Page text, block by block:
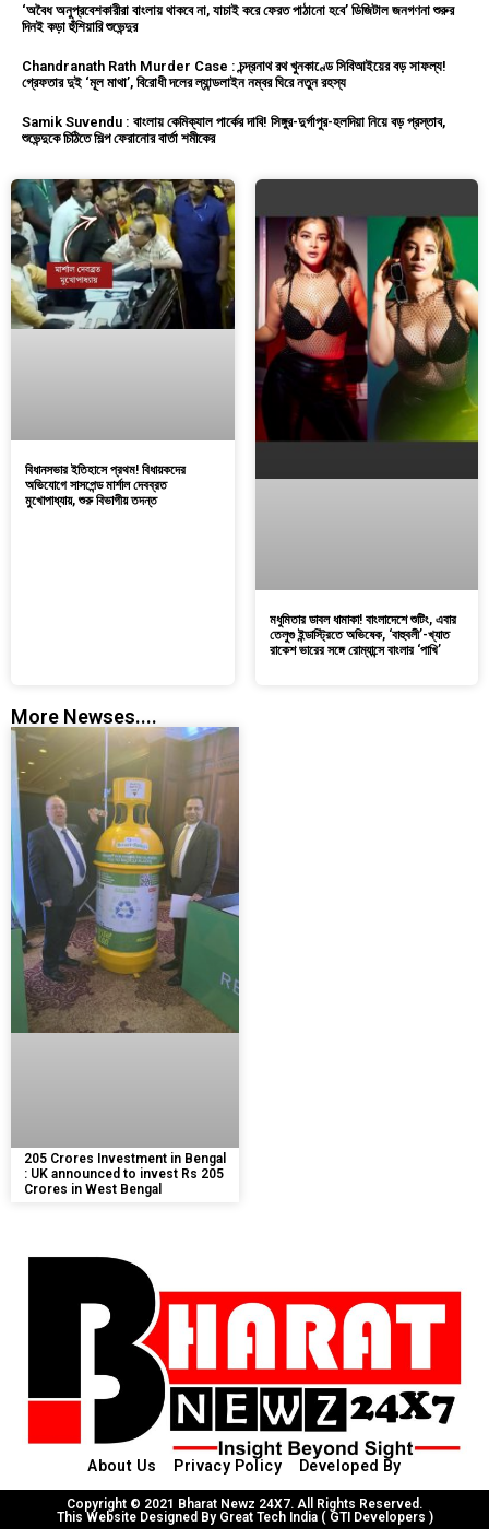
‘অবৈধ অনুপ্রবেশকারীরা বাংলায় থাকবে না, যাচাই করে ফেরত পাঠানো হবে’ ডিজিটাল জনগণনা শুরুর
দিনই কড়া হুঁশিয়ারি শুভেন্দুর
Chandranath Rath Murder Case : চন্দ্রনাথ রথ খুনকাণ্ডে সিবিআইয়ের বড় সাফল্য!
গ্রেফতার দুই ‘মূল মাথা’, বিরোধী দলের ল্যান্ডলাইন নম্বর ঘিরে নতুন রহস্য
Samik Suvendu : বাংলায় কেমিক্যাল পার্কের দাবি! সিঙ্গুর-দুর্গাপুর-হলদিয়া নিয়ে বড় প্রস্তাব,
শুভেন্দুকে চিঠিতে শিল্প ফেরানোর বার্তা শমীকের
বিধানসভার ইতিহাসে প্রথম! বিধায়কদের
অভিযোগে সাসপেন্ড মার্শাল দেবব্রত
মুখোপাধ্যায়, শুরু বিভাগীয় তদন্ত
মধুমিতার ডাবল ধামাকা! বাংলাদেশে শুটিং, এবার
তেলুগু ইন্ডাস্ট্রিতে অভিষেক, ‘বাহুবলী’-খ্যাত
রাকেশ ভারের সঙ্গে রোম্যান্সে বাংলার ‘পাখি’
More Newses....
205 Crores Investment in Bengal
: UK announced to invest Rs 205
Crores in West Bengal
About Us Privacy Policy Developed By
Copyright © 2021 Bharat Newz 24X7. All Rights Reserved.
This Website Designed By Great Tech India ( GTI Developers )